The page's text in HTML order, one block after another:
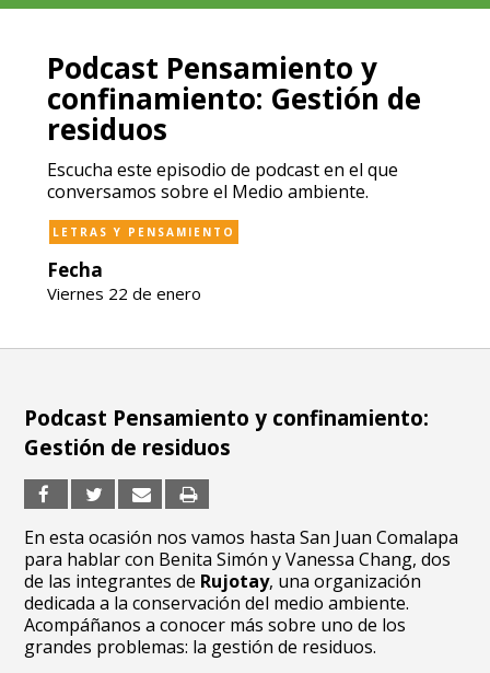
Podcast Pensamiento y
confinamiento: Gestión de
residuos
Escucha este episodio de podcast en el que
conversamos sobre el Medio ambiente.
LETRAS Y PENSAMIENTO
Fecha
Viernes 22 de enero
Podcast Pensamiento y confinamiento:
Gestión de residuos
En esta ocasión nos vamos hasta San Juan Comalapa
para hablar con Benita Simón y Vanessa Chang, dos
de las integrantes de Rujotay, una organización
dedicada a la conservación del medio ambiente.
Acompáñanos a conocer más sobre uno de los
grandes problemas: la gestión de residuos.